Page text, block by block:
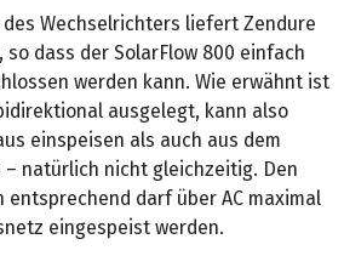
des Wechselrichters liefert Zendure
dass der SolarFlow 800 einfach
werden kann. Wie erwähnt ist
ausgelegt, kann also
einspeisen als auch aus dem
– natürlich nicht gleichzeitig. Den
entsprechend darf über AC maximal
eingespeist werden.